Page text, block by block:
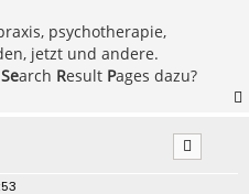
psychotherapie,
jetzt und andere.
Search Result Pages dazu?